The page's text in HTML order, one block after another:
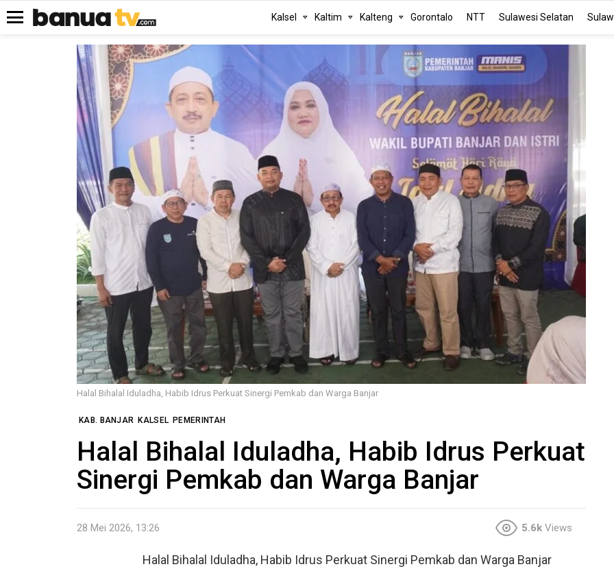
Kalsel Kaltim Kalteng Gorontalo NTT Sulawesi Selatan
Halal Bihalal Iduladha, Habib Idrus Perkuat Sinergi Pemkab dan Warga Banjar
KAB. BANJAR KALSEL PEMERINTAH
Halal Bihalal Iduladha, Habib Idrus Perkuat
Sinergi Pemkab dan Warga Banjar
28 Mei 2026, 13:26 5.6k Views
Halal Bihalal Iduladha, Habib Idrus Perkuat Sinergi Pemkab dan Warga Banjar